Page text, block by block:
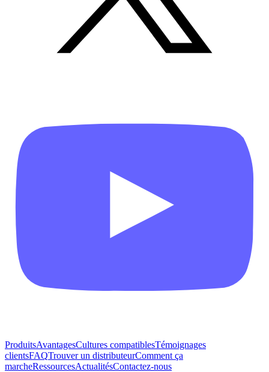
ProduitsAvantagesCultures compatiblesTémoignages
clientsFAQTrouver un distributeurComment ça
marcheRessourcesActualitésContactez-nous